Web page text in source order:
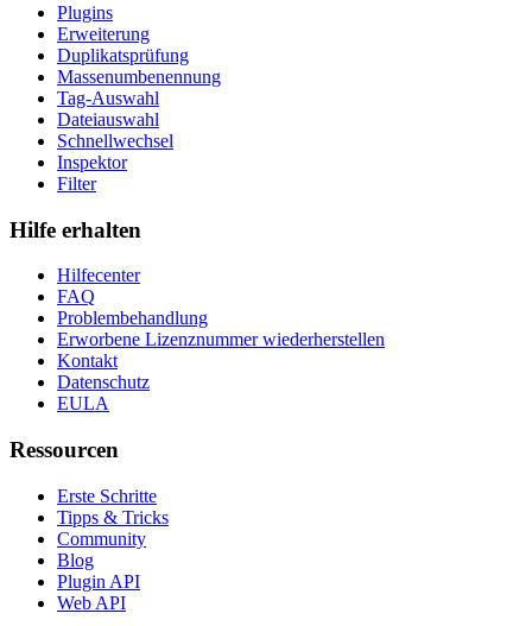
Plugins
Erweiterung
Duplikatsprüfung
Massenumbenennung
Tag-Auswahl
Dateiauswahl
Schnellwechsel
Inspektor
Filter
Hilfe erhalten
Hilfecenter
FAQ
Problembehandlung
Erworbene Lizenznummer wiederherstellen
Kontakt
Datenschutz
EULA
Ressourcen
Erste Schritte
Tipps & Tricks
Community
Blog
Plugin API
Web API